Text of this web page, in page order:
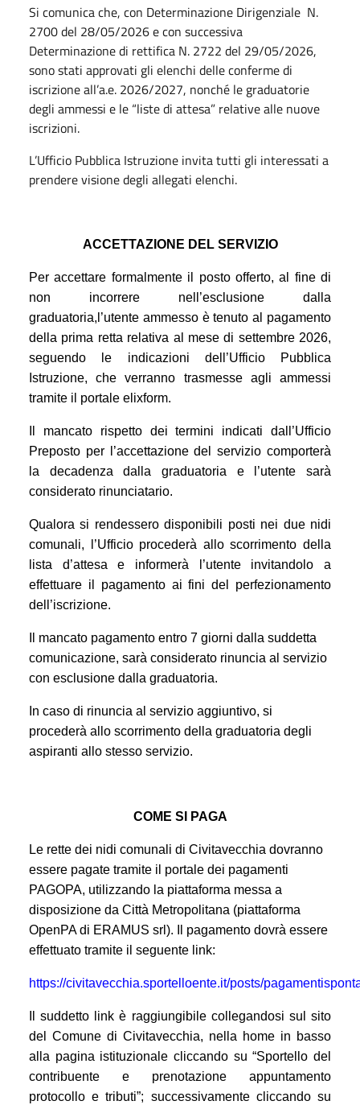
Si comunica che, con Determinazione Dirigenziale N.
2700 del 28/05/2026 e con successiva
Determinazione di rettifica N. 2722 del 29/05/2026,
sono stati approvati gli elenchi delle conferme di
iscrizione all’a.e. 2026/2027, nonché le graduatorie
degli ammessi e le “liste di attesa” relative alle nuove
iscrizioni.
L’Ufficio Pubblica Istruzione invita tutti gli interessati a
prendere visione degli allegati elenchi.
ACCETTAZIONE DEL SERVIZIO
Per accettare formalmente il posto offerto, al fine di
non incorrere nell’esclusione dalla
graduatoria,l’utente ammesso è tenuto al pagamento
della prima retta relativa al mese di settembre 2026,
seguendo le indicazioni dell’Ufficio Pubblica
Istruzione, che verranno trasmesse agli ammessi
tramite il portale elixform.
Il mancato rispetto dei termini indicati dall’Ufficio
Preposto per l’accettazione del servizio comporterà
la decadenza dalla graduatoria e l’utente sarà
considerato rinunciatario.
Qualora si rendessero disponibili posti nei due nidi
comunali, l’Ufficio procederà allo scorrimento della
lista d’attesa e informerà l’utente invitandolo a
effettuare il pagamento ai fini del perfezionamento
dell’iscrizione.
Il mancato pagamento entro 7 giorni dalla suddetta
comunicazione, sarà considerato rinuncia al servizio
con esclusione dalla graduatoria.
In caso di rinuncia al servizio aggiuntivo, si
procederà allo scorrimento della graduatoria degli
aspiranti allo stesso servizio.
COME SI PAGA
Le rette dei nidi comunali di Civitavecchia dovranno
essere pagate tramite il portale dei pagamenti
PAGOPA, utilizzando la piattaforma messa a
disposizione da Città Metropolitana (piattaforma
OpenPA di ERAMUS srl).
Il pagamento dovrà essere
effettuato tramite il seguente link:
https://civitavecchia.sportelloente.it/posts/
Il suddetto link è raggiungibile collegandosi sul sito
del Comune di Civitavecchia, nella home in basso
alla pagina istituzionale cliccando su “Sportello del
contribuente e prenotazione appuntamento
protocollo e tributi”; successivamente cliccando su